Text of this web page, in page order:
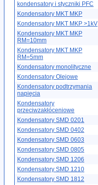
kondensatory i styczniki PFC
Kondensatory MKT MKP
Kondensatory MKT MKP >1kV
Kondensatory MKT MKP
RM=10mm
Kondensatory MKT MKP
RM=5mm
Kondensatory monolityczne
Kondensatory Olejowe
Kondensatory podtrzymania
napięcia
Kondensatory
przeciwzakłóceniowe
Kondensatory SMD 0201
Kondensatory SMD 0402
Kondensatory SMD 0603
Kondensatory SMD 0805
Kondensatory SMD 1206
Kondensatory SMD 1210
Kondensatory SMD 1812